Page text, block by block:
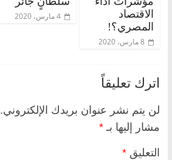
الاقتصاد
المصري؟!
8 مارس، 2020
4 مارس، 2020
اترك تعليقاً
لن يتم نشر عنوان بريدك الإلكتروني.
مشار إليها بـ *
التعليق *